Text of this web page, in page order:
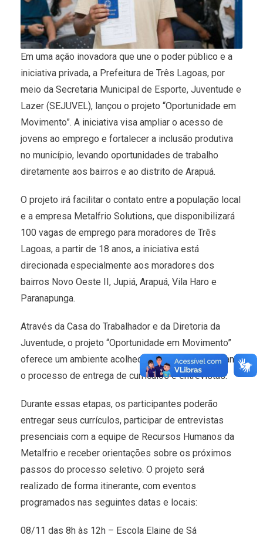
Em uma ação inovadora que une o poder público e a
iniciativa privada, a Prefeitura de Três Lagoas, por
meio da Secretaria Municipal de Esporte, Juventude e
Lazer (SEJUVEL), lançou o projeto “Oportunidade em
Movimento”. A iniciativa visa ampliar o acesso de
jovens ao emprego e fortalecer a inclusão produtiva
no município, levando oportunidades de trabalho
diretamente aos bairros e ao distrito de Arapuá.
O projeto irá facilitar o contato entre a população local
e a empresa Metalfrio Solutions, que disponibilizará
100 vagas de emprego para moradores de Três
Lagoas, a partir de 18 anos, a iniciativa está
direcionada especialmente aos moradores dos
bairros Novo Oeste II, Jupiá, Arapuá, Vila Haro e
Paranapunga.
Através da Casa do Trabalhador e da Diretoria da
Juventude, o projeto “Oportunidade em Movimento”
oferece um ambiente acolhedor e orientações durante
o processo de entrega de currículos e entrevistas.
Durante essas etapas, os participantes poderão
entregar seus currículos, participar de entrevistas
presenciais com a equipe de Recursos Humanos da
Metalfrio e receber orientações sobre os próximos
passos do processo seletivo. O projeto será
realizado de forma itinerante, com eventos
programados nas seguintes datas e locais:
08/11 das 8h às 12h – Escola Elaine de Sá